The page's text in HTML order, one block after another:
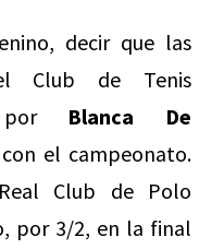
decir que las
Club de Tenis
por Blanca De
el campeonato.
Club de Polo
por 3/2, en la final